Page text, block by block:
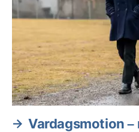
Vardagsmotion –